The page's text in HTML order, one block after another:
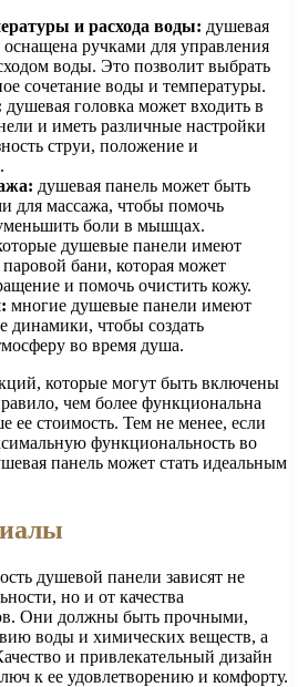
и расхода воды: душевая
ручками для управления
воды. Это позволит выбрать
сочетание воды и температуры.
душевая головка может входить в
и иметь различные настройки
струи, положение и
душевая панель может быть
для массажа, чтобы помочь
боли в мышцах.
душевые панели имеют
бани, которая может
и помочь очистить кожу.
многие душевые панели имеют
динамики, чтобы создать
во время душа.
которые могут быть включены
чем более функциональна
ее стоимость. Тем не менее, если
функциональность во
панель может стать идеальным
душевой панели зависят не
но и от качества
Они должны быть прочными,
воды и химических веществ, а
и привлекательный дизайн
к ее удовлетворению и комфорту.